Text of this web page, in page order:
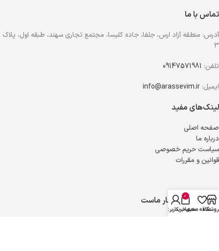
تماس با ما
آدرس: منطقه آزاد ارس، جلفا، جاده کلیسا، مجتمع تجاری سهند، طبقه اول، پلاک
3
تلفن: 09147571981
ایمیل: info@arassevim.ir
لینک‌های مفید
صفحه اصلی
درباره ما
سیاست حریم خصوصی
قوانین و مقررات
اعتماد شما افتخار ماست
علاقه مندی
0
سبد خرید
حساب کاربری من